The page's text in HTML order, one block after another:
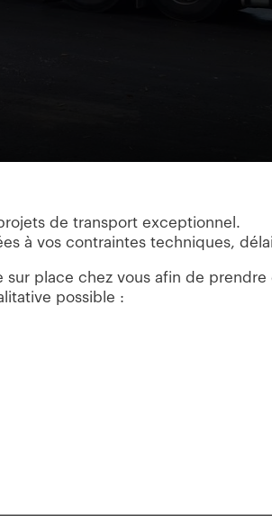
de transport exceptionnel.
à vos contraintes techniques,
place chez vous afin de prendre
possible :